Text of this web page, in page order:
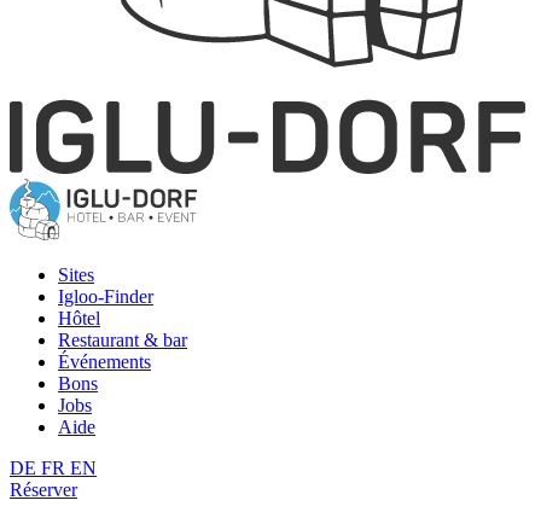
Sites
Igloo-Finder
Hôtel
Restaurant & bar
Événements
Bons
Jobs
Aide
DE FR EN
Réserver